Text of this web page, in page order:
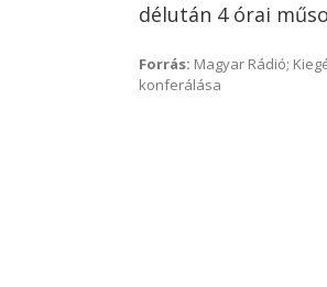
délután 4 órai
Forrás: Magyar Rádió;
konferálása